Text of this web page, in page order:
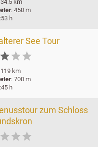
km
: 450 m
h
See Tour

km
: 700 m
h
zum Schloss
  